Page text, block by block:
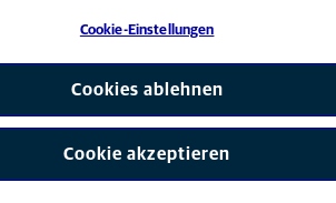
eine Tochtergesellschaft von Mars, Inc © 2026
Cookie-Einstellungen
Cookies ablehnen
Cookie akzeptieren